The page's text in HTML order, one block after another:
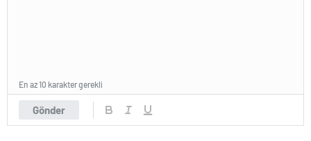
Gönder
En az 10 karakter gerekli